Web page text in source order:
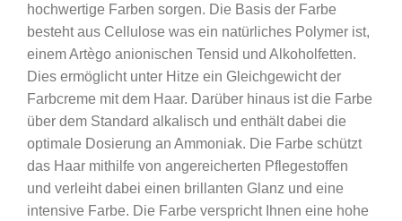
hochwertige Farben sorgen. Die Basis der Farbe
besteht aus Cellulose was ein natürliches Polymer ist,
einem Artègo anionischen Tensid und Alkoholfetten.
Dies ermöglicht unter Hitze ein Gleichgewicht der
Farbcreme mit dem Haar. Darüber hinaus ist die Farbe
über dem Standard alkalisch und enthält dabei die
optimale Dosierung an Ammoniak. Die Farbe schützt
das Haar mithilfe von angereicherten Pflegestoffen
und verleiht dabei einen brillanten Glanz und eine
intensive Farbe. Die Farbe verspricht Ihnen eine hohe